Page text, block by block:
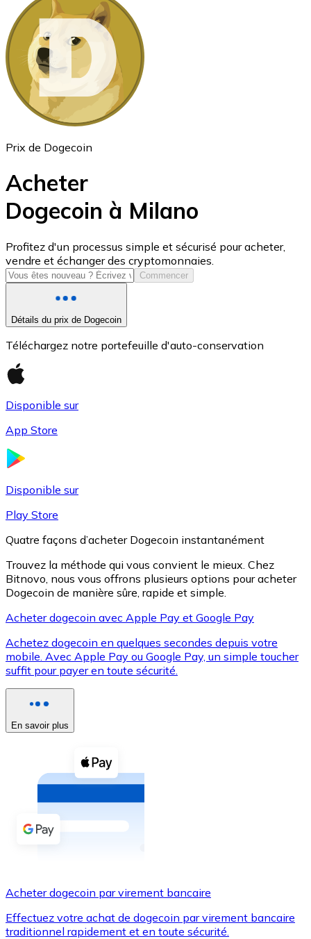
Ethereum
ETH
USD Coin
USDC
XRP
XRP
Voir toutes
Coupons crypto
Achetez des cryptomonnaies en espèces et d'autres
Acheter avec espèces
Virement SEPA
Utilisez les cartes Visa et Mastercard pour acheter
Prix de Dogecoin
Acheter
Dogecoin à Milano
Profitez d'un processus simple et sécurisé pour acheter,
vendre et échanger des cryptomonnaies.
Commencer
Détails du prix de Dogecoin
Téléchargez notre portefeuille d'auto-conservation
Disponible sur
App Store
Disponible sur
Play Store
Quatre façons d’acheter Dogecoin instantanément
Trouvez la méthode qui vous convient le mieux. Chez
Bitnovo, nous vous offrons plusieurs options pour acheter
Dogecoin de manière sûre, rapide et simple.
Acheter dogecoin avec Apple Pay et Google Pay
Achetez dogecoin en quelques secondes depuis votre
mobile. Avec Apple Pay ou Google Pay, un simple toucher
suffit pour payer en toute sécurité.
En savoir plus
Acheter dogecoin par virement bancaire
Effectuez votre achat de dogecoin par virement bancaire
traditionnel rapidement et en toute sécurité.